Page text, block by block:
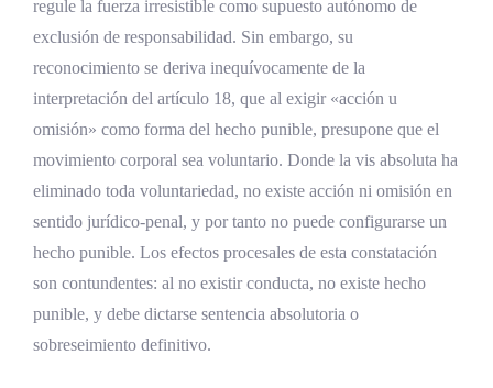
regule la fuerza irresistible como supuesto autónomo de
exclusión de responsabilidad. Sin embargo, su
reconocimiento se deriva inequívocamente de la
interpretación del artículo 18, que al exigir «acción u
omisión» como forma del hecho punible, presupone que el
movimiento corporal sea voluntario. Donde la vis absoluta ha
eliminado toda voluntariedad, no existe acción ni omisión en
sentido jurídico-penal, y por tanto no puede configurarse un
hecho punible. Los efectos procesales de esta constatación
son contundentes: al no existir conducta, no existe hecho
punible, y debe dictarse sentencia absolutoria o
sobreseimiento definitivo.